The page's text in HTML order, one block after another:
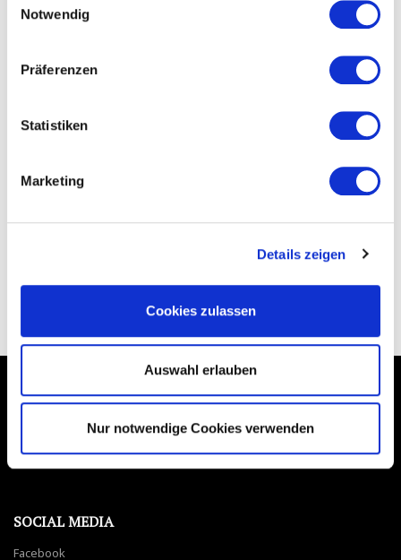
Notwendig
Präferenzen
Statistiken
Marketing
Details zeigen
Cookies zulassen
Auswahl erlauben
Nur notwendige Cookies verwenden
Bewertung senden
*Alle Preise inkl. gesetzl. MwSt., zzgl.Versandkosten
SOCIAL MEDIA
Facebook